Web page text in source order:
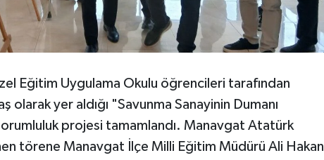
Eğitim Uygulama Okulu öğrencileri tarafından
olarak yer aldığı "Savunma Sanayinin Dumanı
projesi tamamlandı. Manavgat Atatürk
törene Manavgat İlçe Milli Eğitim Müdürü Ali Hakan